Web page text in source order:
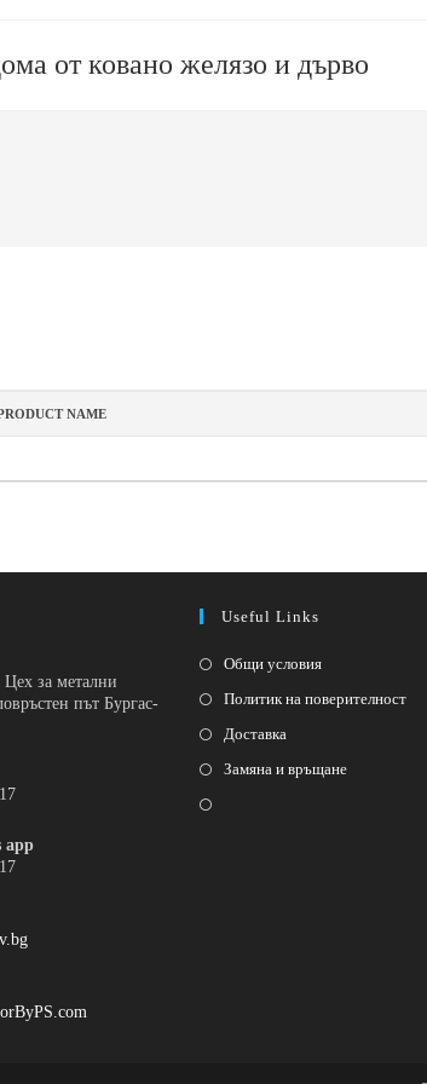
от ковано желязо и дърво
NAME
Цех за метални
път Бургас-
app
Useful Links
Общи условия
Политик на поверителност
Доставка
Замяна и връщане